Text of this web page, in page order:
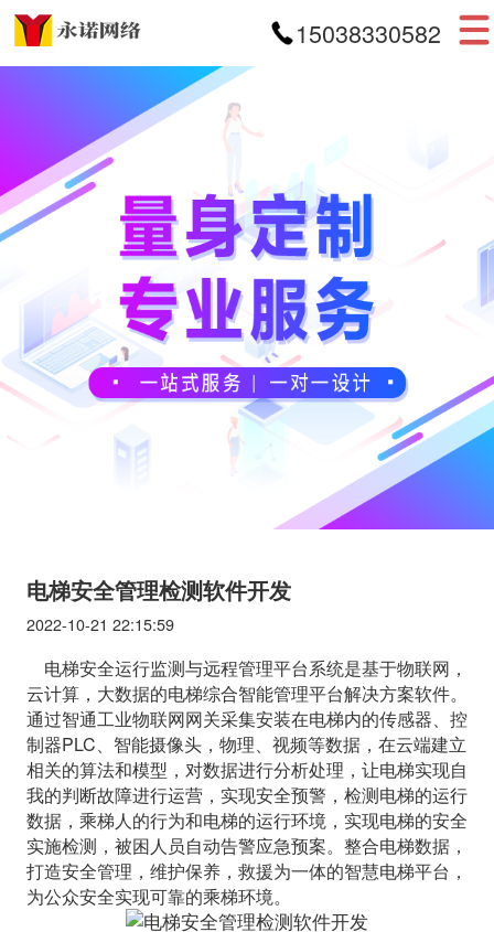
15038330582
首页
APP开发
小程序开发
案例展示
新闻资讯
关于我们
电梯安全管理检测软件开发
2022-10-21 22:15:59
电梯安全运行监测与远程管理平台系统是基于物联网，
云计算，大数据的电梯综合智能管理平台解决方案软件。
通过智通工业物联网网关采集安装在电梯内的传感器、控
制器PLC、智能摄像头，物理、视频等数据，在云端建立
相关的算法和模型，对数据进行分析处理，让电梯实现自
我的判断故障进行运营，实现安全预警，检测电梯的运行
数据，乘梯人的行为和电梯的运行环境，实现电梯的安全
实施检测，被困人员自动告警应急预案。整合电梯数据，
打造安全管理，维护保养，救援为一体的智慧电梯平台，
为公众安全实现可靠的乘梯环境。